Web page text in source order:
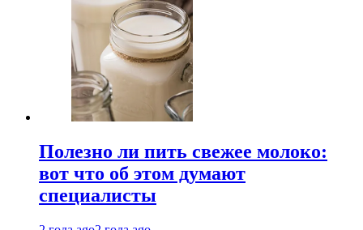
Полезно ли пить свежее молоко:
вот что об этом думают
специалисты